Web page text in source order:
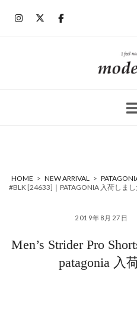
HOME > NEW ARRIVAL >
#BLK [24633]｜PATAGONIA 入荷しまし
2019年8月27日
Men’s Strider Pro
patagonia 入